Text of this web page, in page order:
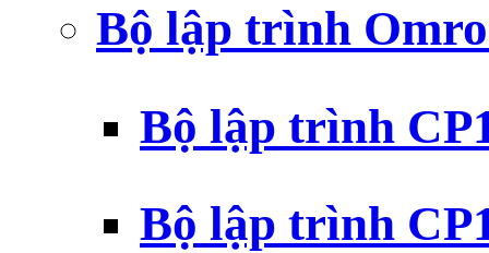
Bộ lập trình
Bộ lập trình
Bộ lập trình